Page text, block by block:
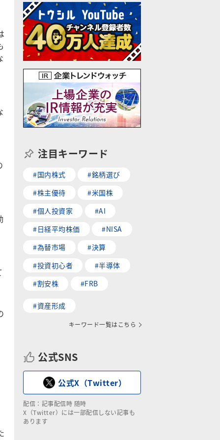
注目キーワード
#国内株式
#銘柄選び
#株主優待
#米国株
#個人投資家
#AI
#日経平均株価
#NISA
#為替市場
#決算
#投資初心者
#半導体
#割安株
#FRB
#資産形成
キーワード一覧はこちら
公式SNS
公式X（Twitter）
配信：記事配信時 随時
X（Twitter）には一部配信しない記事も
あります